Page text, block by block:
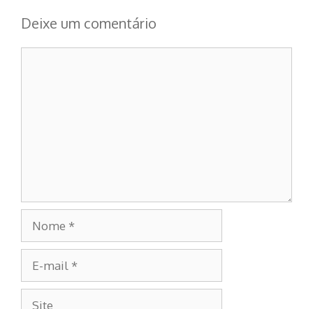
Deixe um comentário
mail